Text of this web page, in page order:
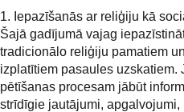
1. Iepazīšanās ar reliģiju kā
Šajā gadījumā vajag
tradicionālo reliģiju pamatiem
izplatītiem pasaules
pētīšanas procesam jābūt
strīdīgie jautājumi,